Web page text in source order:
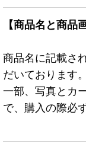
【商品名と商品
商品名に記載さ
だいております。
一部、写真とカ
で、購入の際必